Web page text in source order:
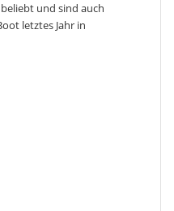
und sind auch
letztes Jahr in